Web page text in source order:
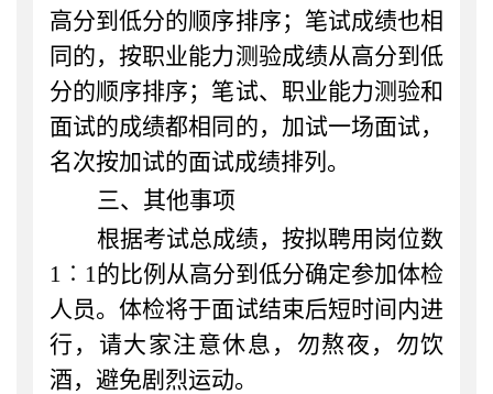
高分到低分的顺序排序；笔试成绩也相
同的，按职业能力测验成绩从高分到低
分的顺序排序；笔试、职业能力测验和
面试的成绩都相同的，加试一场面试，
名次按加试的面试成绩排列。
三、其他事项
根据考试总成绩，按拟聘用岗位数
1︰1的比例从高分到低分确定参加体检
人员。体检将于面试结束后短时间内进
行，请大家注意休息，勿熬夜，勿饮
酒，避免剧烈运动。